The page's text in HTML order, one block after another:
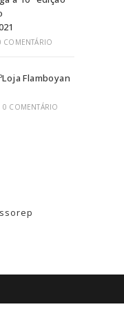
COMENTÁRIO
Flamboyan
0 COMENTÁRIO